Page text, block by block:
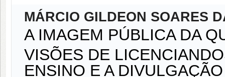
MÁRCIO GILDEON SOARES
A IMAGEM PÚBLICA DA
VISÕES DE
ENSINO E A